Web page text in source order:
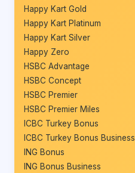
Happy Kart Gold
Happy Kart Platinum
Happy Kart Silver
Happy Zero
HSBC Advantage
HSBC Concept
HSBC Premier
HSBC Premier Miles
ICBC Turkey Bonus
ICBC Turkey Bonus Business
ING Bonus
ING Bonus Business